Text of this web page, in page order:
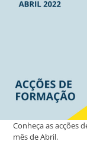
Conheça as acções
mês de Abril.